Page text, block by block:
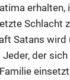
erhalten,
Schlacht
Satans wird
der